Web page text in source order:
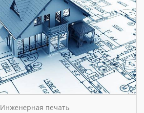
Инженерная печать